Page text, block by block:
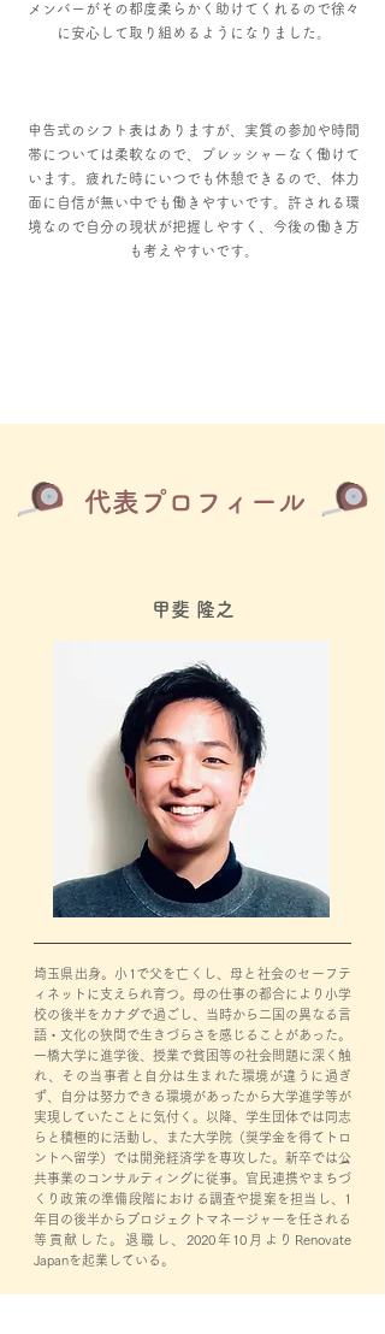
メンバーがその都度柔らかく助けてくれるので徐々
に安心して取り組めるようになりました。
申告式のシフト表はありますが、実質の参加や時間
帯については柔軟なので、プレッシャーなく働けて
います。疲れた時にいつでも休憩できるので、体力
面に自信が無い中でも働きやすいです。許される環
境なので自分の現状が把握しやすく、今後の働き方
も考えやすいです。
代表プロフィール
甲斐 隆之
埼玉県出身。小1で父を亡くし、母と社会のセーフテ
ィネットに支えられ育つ。母の仕事の都合により小学
校の後半をカナダで過ごし、当時から二国の異なる言
語・文化の狭間で生きづらさを感じることがあった。
一橋大学に進学後、授業で貧困等の社会問題に深く触
れ、その当事者と自分は生まれた環境が違うに過ぎ
ず、自分は努力できる環境があったから大学進学等が
実現していたことに気付く。以降、学生団体では同志
らと積極的に活動し、また大学院（奨学金を得てトロ
ントへ留学）では開発経済学を専攻した。新卒では公
共事業のコンサルティングに従事。官民連携やまちづ
くり政策の準備段階における調査や提案を担当し、1
年目の後半からプロジェクトマネージャーを任される
等貢献した。退職し、2020年10月よりRenovate
Japanを起業している。